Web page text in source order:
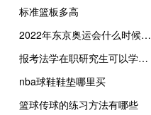
标准篮板多高
2022年东京奥运会什么时候开幕
报考法学在职研究生可以学到哪些专业知识
nba球鞋鞋垫哪里买
篮球传球的练习方法有哪些